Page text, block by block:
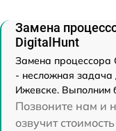
Замена
DigitalHunt
Замена процессора
- несложная задача
Ижевске. Выполним
Позвоните нам и
озвучит